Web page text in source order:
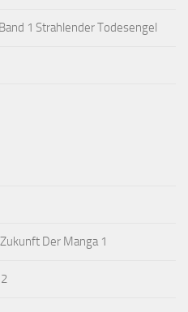
1 Strahlender Todesengel
Der Manga 1